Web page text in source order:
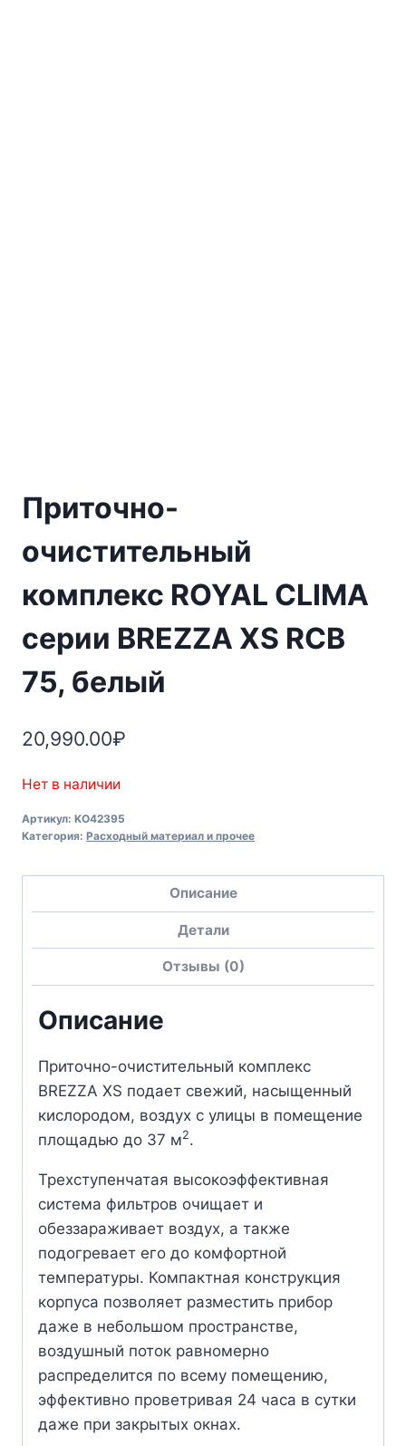
Приточно-
очистительный
комплекс ROYAL CLIMA
серии BREZZA XS RCB
75, белый
20,990.00₽
Нет в наличии
Артикул: KO42395
Категория: Расходный материал и прочее
Описание
Детали
Отзывы (0)
Описание
Приточно-очистительный комплекс
BREZZA XS подает свежий, насыщенный
кислородом, воздух с улицы в помещение
площадью до 37 м2.
Трехступенчатая высокоэффективная
система фильтров очищает и
обеззараживает воздух, а также
подогревает его до комфортной
температуры. Компактная конструкция
корпуса позволяет разместить прибор
даже в небольшом пространстве,
воздушный поток равномерно
распределится по всему помещению,
эффективно проветривая 24 часа в сутки
даже при закрытых окнах.